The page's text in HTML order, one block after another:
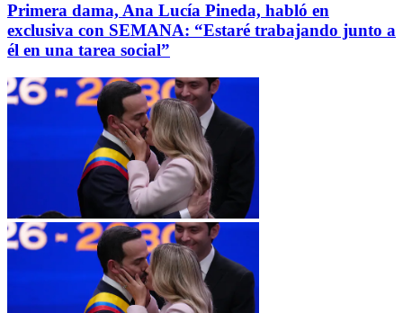
Primera dama, Ana Lucía Pineda, habló en
exclusiva con SEMANA: “Estaré trabajando junto a
él en una tarea social”